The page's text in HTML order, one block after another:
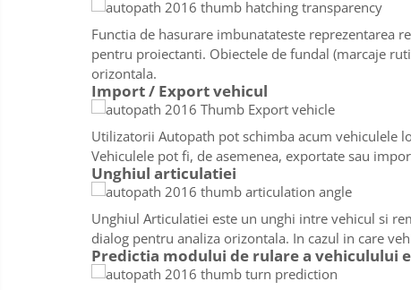
Functia de hasurare imbunatateste reprezentarea
pentru proiectanti. Obiectele de fundal (marcaje
orizontala.
Import / Export vehicul
Utilizatorii Autopath pot schimba acum vehiculele
Vehiculele pot fi, de asemenea, exportate sau
Unghiul articulatiei
Unghiul Articulatiei este un unghi intre vehicul si
dialog pentru analiza orizontala. In cazul in care
Predictia modului de rulare a vehiculului